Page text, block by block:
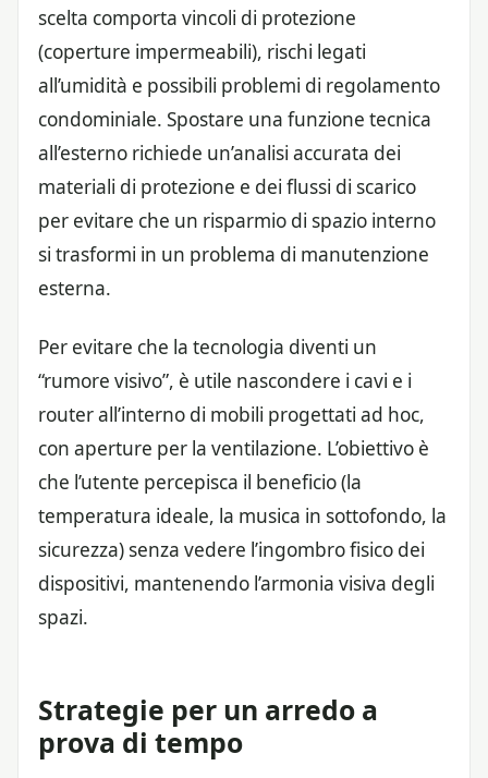
scelta comporta vincoli di protezione
(coperture impermeabili), rischi legati
all’umidità e possibili problemi di regolamento
condominiale. Spostare una funzione tecnica
all’esterno richiede un’analisi accurata dei
materiali di protezione e dei flussi di scarico
per evitare che un risparmio di spazio interno
si trasformi in un problema di manutenzione
esterna.
Per evitare che la tecnologia diventi un
“rumore visivo”, è utile nascondere i cavi e i
router all’interno di mobili progettati ad hoc,
con aperture per la ventilazione. L’obiettivo è
che l’utente percepisca il beneficio (la
temperatura ideale, la musica in sottofondo, la
sicurezza) senza vedere l’ingombro fisico dei
dispositivi, mantenendo l’armonia visiva degli
spazi.
Strategie per un arredo a
prova di tempo